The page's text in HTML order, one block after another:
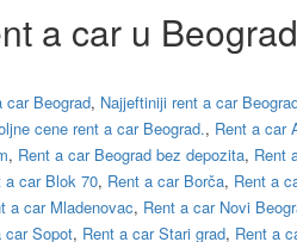
a car u
car Beograd, Najjeftiniji rent a car
cene rent a car Beograd., Rent a car
, Rent a car Beograd bez depozita, Rent
a car Blok 70, Rent a car Borča, Rent a
a car Mladenovac, Rent a car Novi
car Sopot, Rent a car Stari grad, Rent a